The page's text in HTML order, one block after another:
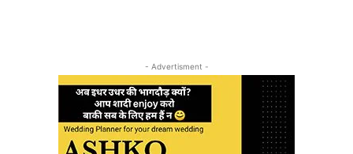
- Advertisment -